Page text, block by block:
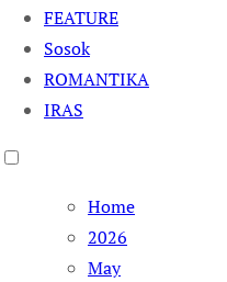
FEATURE
Sosok
ROMANTIKA
IRAS
Home
2026
May